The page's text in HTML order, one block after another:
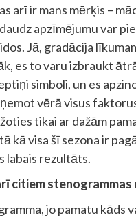
arī ir mans mērķis –
apzīmējumu var
Jā, gradācija
es to varu izbraukt
simboli, un es
vērā visus
tikai ar dažām
kā visa šī sezona ir
labais rezultāts.
citiem
jo pamatu kāds